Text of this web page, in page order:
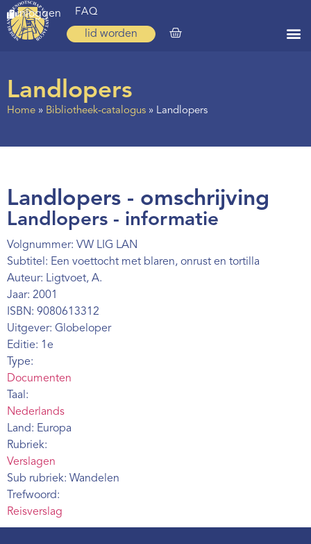
inloggen FAQ
lid worden
Zoeken
Ervaringen
Regio’s
Nieuws
Agenda
Webshop
Contact
Landlopers
Home » Bibliotheek-catalogus » Landlopers
Landlopers - omschrijving
Landlopers - informatie
Volgnummer: VW LIG LAN
Subtitel: Een voettocht met blaren, onrust en tortilla
Auteur: Ligtvoet, A.
Jaar: 2001
ISBN: 9080613312
Uitgever: Globeloper
Editie: 1e
Type:
Documenten
Taal:
Nederlands
Land: Europa
Rubriek:
Verslagen
Sub rubriek: Wandelen
Trefwoord:
Reisverslag